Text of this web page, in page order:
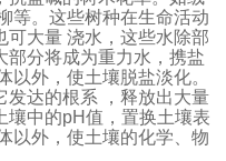
等。这些树种在生命活动
可大量 浇水，这些水除部
部分将成为重力水，携盐
以外，使土壤脱盐淡化。
发达的根系 ，释放出大量
壤中的pH值，置换土壤表
以外，使土壤的化学、物